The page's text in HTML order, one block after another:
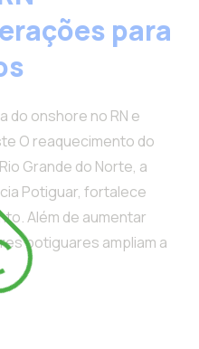
para
do onshore no RN e
O reaquecimento do
Grande do Norte, a
Potiguar, fortalece
Além de aumentar
potiguares ampliam a